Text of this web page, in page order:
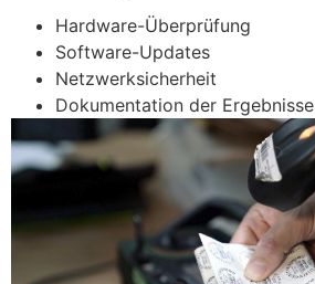
Hardware-Überprüfung
Software-Updates
Netzwerksicherheit
Dokumentation der Ergebnisse